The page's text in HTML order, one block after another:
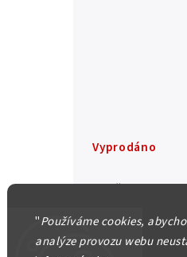
"Používáme cookies,
analýze provozu webu
Vyprodáno
Položka byla
VZOR NÁZEV -
Zbyněk Fojtů |